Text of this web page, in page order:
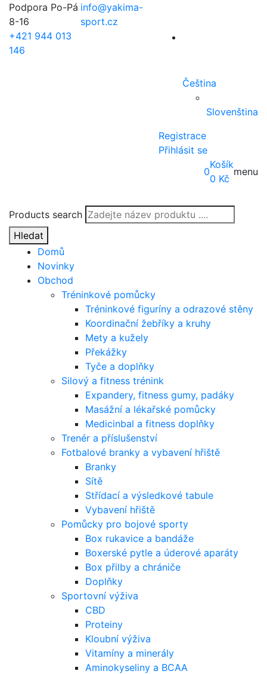
Podpora Po-Pá
8-16
+421 944 013
146
info@yakima-
sport.cz
Čeština
Slovenština
Registrace
Přihlásit se
Products search
Hledat
0
Košík
0 Kč
menu
Domů
Novinky
Obchod
Tréninkové pomůcky
Tréninkové figuríny a odrazové stěny
Koordinační žebříky a kruhy
Mety a kužely
Překážky
Tyče a doplňky
Silový a fitness trénink
Expandery, fitness gumy, padáky
Masážní a lékařské pomůcky
Medicinbal a fitness doplňky
Trenér a příslušenství
Fotbalové branky a vybavení hřiště
Branky
Sítě
Střídací a výsledkové tabule
Vybavení hřiště
Pomůcky pro bojové sporty
Box rukavice a bandáže
Boxerské pytle a úderové aparáty
Box přilby a chrániče
Doplňky
Sportovní výživa
CBD
Proteiny
Kloubní výživa
Vitamíny a minerály
Aminokyseliny a BCAA